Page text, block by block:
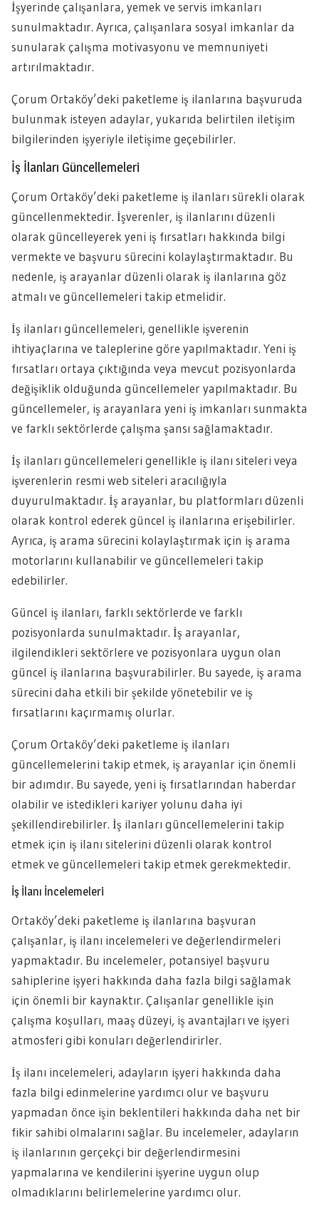
İşyerinde çalışanlara, yemek ve servis imkanları
sunulmaktadır. Ayrıca, çalışanlara sosyal imkanlar da
sunularak çalışma motivasyonu ve memnuniyeti
artırılmaktadır.
Çorum Ortaköy’deki paketleme iş ilanlarına başvuruda
bulunmak isteyen adaylar, yukarıda belirtilen iletişim
bilgilerinden işyeriyle iletişime geçebilirler.
İş İlanları Güncellemeleri
Çorum Ortaköy’deki paketleme iş ilanları sürekli olarak
güncellenmektedir. İşverenler, iş ilanlarını düzenli
olarak güncelleyerek yeni iş fırsatları hakkında bilgi
vermekte ve başvuru sürecini kolaylaştırmaktadır. Bu
nedenle, iş arayanlar düzenli olarak iş ilanlarına göz
atmalı ve güncellemeleri takip etmelidir.
İş ilanları güncellemeleri, genellikle işverenin
ihtiyaçlarına ve taleplerine göre yapılmaktadır. Yeni iş
fırsatları ortaya çıktığında veya mevcut pozisyonlarda
değişiklik olduğunda güncellemeler yapılmaktadır. Bu
güncellemeler, iş arayanlara yeni iş imkanları sunmakta
ve farklı sektörlerde çalışma şansı sağlamaktadır.
İş ilanları güncellemeleri genellikle iş ilanı siteleri veya
işverenlerin resmi web siteleri aracılığıyla
duyurulmaktadır. İş arayanlar, bu platformları düzenli
olarak kontrol ederek güncel iş ilanlarına erişebilirler.
Ayrıca, iş arama sürecini kolaylaştırmak için iş arama
motorlarını kullanabilir ve güncellemeleri takip
edebilirler.
Güncel iş ilanları, farklı sektörlerde ve farklı
pozisyonlarda sunulmaktadır. İş arayanlar,
ilgilendikleri sektörlere ve pozisyonlara uygun olan
güncel iş ilanlarına başvurabilirler. Bu sayede, iş arama
sürecini daha etkili bir şekilde yönetebilir ve iş
fırsatlarını kaçırmamış olurlar.
Çorum Ortaköy’deki paketleme iş ilanları
güncellemelerini takip etmek, iş arayanlar için önemli
bir adımdır. Bu sayede, yeni iş fırsatlarından haberdar
olabilir ve istedikleri kariyer yolunu daha iyi
şekillendirebilirler. İş ilanları güncellemelerini takip
etmek için iş ilanı sitelerini düzenli olarak kontrol
etmek ve güncellemeleri takip etmek gerekmektedir.
İş İlanı İncelemeleri
Ortaköy’deki paketleme iş ilanlarına başvuran
çalışanlar, iş ilanı incelemeleri ve değerlendirmeleri
yapmaktadır. Bu incelemeler, potansiyel başvuru
sahiplerine işyeri hakkında daha fazla bilgi sağlamak
için önemli bir kaynaktır. Çalışanlar genellikle işin
çalışma koşulları, maaş düzeyi, iş avantajları ve işyeri
atmosferi gibi konuları değerlendirirler.
İş ilanı incelemeleri, adayların işyeri hakkında daha
fazla bilgi edinmelerine yardımcı olur ve başvuru
yapmadan önce işin beklentileri hakkında daha net bir
fikir sahibi olmalarını sağlar. Bu incelemeler, adayların
iş ilanlarının gerçekçi bir değerlendirmesini
yapmalarına ve kendilerini işyerine uygun olup
olmadıklarını belirlemelerine yardımcı olur.